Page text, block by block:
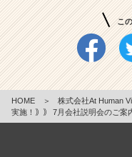
こ
HOME ＞ 株式会社At Human
実施！｠｠ 7月会社説明会のご案